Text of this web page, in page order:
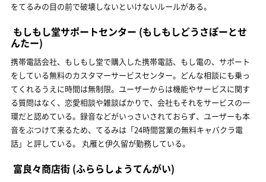
をてるみの目の前で破壊しないといけないルールがある。
もしもし堂サポートセンター (もしもしどうさぽーとせ
んたー)
携帯電話会社、もしもし堂で購入した携帯電話、もし電の、サポート
をしている無料のカスタマーサービスセンター。どんな相談にも乗っ
てくれるうえに時間は無制限。ユーザーからは機能やサービスに関す
る質問はなく、恋愛相談や雑談ばかりで、会社もそれをサービスの一
環だと認めている。録音などがいっさいされておらず、ユーザーも本
音をぶつけて来るため、てるみは「24時間営業の無料キャバクラ電
話」と評している。 丸雁と伊久留が勤務している。
富良々商店街 (ふららしょうてんがい)